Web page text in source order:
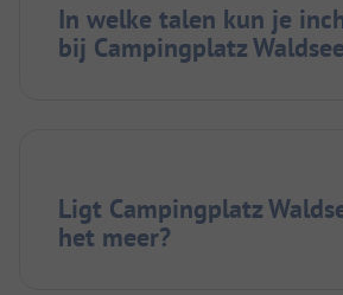
In welke talen kun je
bij Campingplatz
Ligt Campingplatz
het meer?